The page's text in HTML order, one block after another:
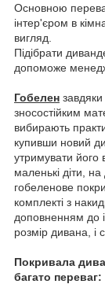
Основною
інтер'єром в
вигляд.
Підібрати
допоможе
Гобелен
зносостійким
вибирають
купивши новий
утримувати його
маленькі діти,
гобеленове
комплекті з
доповненням до
розмір дивана, і
Покривала
багато переваг: